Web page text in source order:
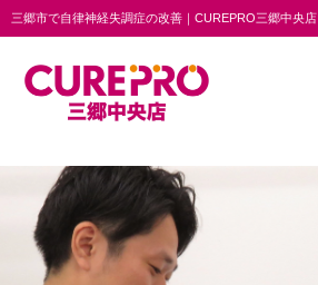
三郷市で自律神経失調症の改善｜CUREPRO三郷中央店